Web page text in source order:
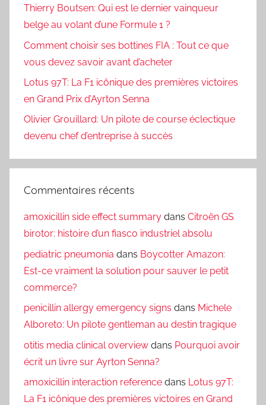
Thierry Boutsen: Qui est le dernier vainqueur
belge au volant d’une Formule 1 ?
Comment choisir ses bottines FIA : Tout ce que
vous devez savoir avant d’acheter
Lotus 97T: La F1 icônique des premières victoires
en Grand Prix d’Ayrton Senna
Olivier Grouillard: Un pilote de course éclectique
devenu chef d’entreprise à succès
Commentaires récents
amoxicillin side effect summary dans Citroën GS
birotor: histoire d’un fiasco industriel absolu
pediatric pneumonia dans Boycotter Amazon:
Est-ce vraiment la solution pour sauver le petit
commerce?
penicillin allergy emergency signs dans Michele
Alboreto: Un pilote gentleman au destin tragique
otitis media clinical overview dans Pourquoi avoir
écrit un livre sur Ayrton Senna?
amoxicillin interaction reference dans Lotus 97T:
La F1 icônique des premières victoires en Grand